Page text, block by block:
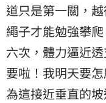
道只是第一關，
繩子才能勉強攀
六次，體力逼近
要啦！我明天要
為這接近垂直的